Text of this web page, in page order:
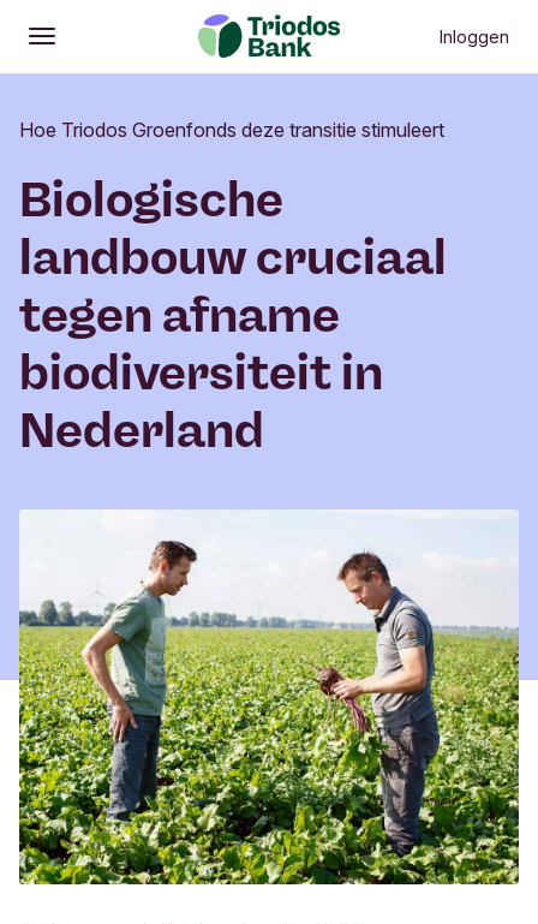
Openen
Hoofdmenu Inloggen
Hoe Triodos Groenfonds deze transitie stimuleert
Biologische
landbouw cruciaal
tegen afname
biodiversiteit in
Nederland